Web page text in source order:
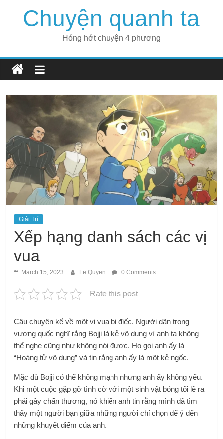
Chuyện quanh ta
Hóng hớt chuyện 4 phương
Giải Trí
Xếp hạng danh sách các vị
vua
March 15, 2023 Le Quyen 0 Comments
Rate this post
Câu chuyện kể về một vị vua bị điếc. Người dân trong
vương quốc nghĩ rằng Bojji là kẻ vô dụng vì anh ta không
thể nghe cũng như không nói được. Họ gọi anh ấy là
“Hoàng tử vô dụng” và tin rằng anh ấy là một kẻ ngốc.
Mặc dù Bojji có thể không mạnh nhưng anh ấy không yếu.
Khi một cuộc gặp gỡ tình cờ với một sinh vật bóng tối lẽ ra
phải gây chấn thương, nó khiến anh tin rằng mình đã tìm
thấy một người bạn giữa những người chỉ chọn để ý đến
những khuyết điểm của anh.